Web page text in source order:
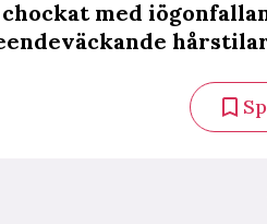
chockat med